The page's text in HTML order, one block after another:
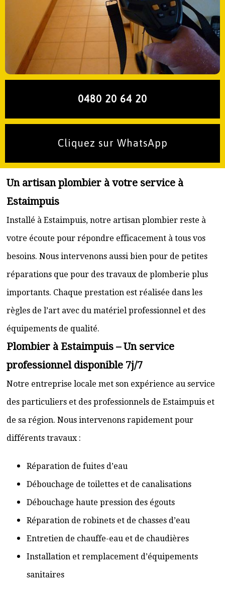
0480 20 64 20
Cliquez sur WhatsApp
Un artisan plombier à votre service à
Estaimpuis
Installé à Estaimpuis, notre artisan plombier reste à
votre écoute pour répondre efficacement à tous vos
besoins. Nous intervenons aussi bien pour de petites
réparations que pour des travaux de plomberie plus
importants. Chaque prestation est réalisée dans les
règles de l’art avec du matériel professionnel et des
équipements de qualité.
Plombier à Estaimpuis – Un service
professionnel disponible 7j/7
Notre entreprise locale met son expérience au service
des particuliers et des professionnels de Estaimpuis et
de sa région. Nous intervenons rapidement pour
différents travaux :
Réparation de fuites d’eau
Débouchage de toilettes et de canalisations
Débouchage haute pression des égouts
Réparation de robinets et de chasses d’eau
Entretien de chauffe-eau et de chaudières
Installation et remplacement d’équipements
sanitaires